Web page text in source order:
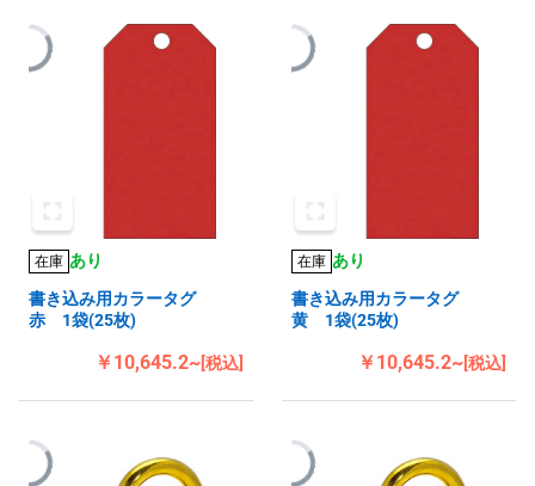
在庫 あり
書き込み用カラータグ
赤 1袋(25枚)
￥10,645.2~[税込]
在庫 あり
書き込み用カラータグ
黄 1袋(25枚)
￥10,645.2~[税込]